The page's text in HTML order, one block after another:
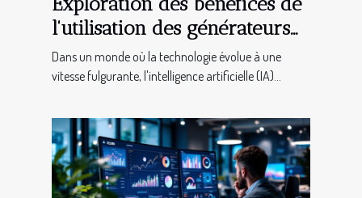
l'utilisation des générateurs
d'images IA pour les
professionnels créatifs
Dans un monde où la technologie évolue à une
vitesse fulgurante, l'intelligence artificielle (IA)...